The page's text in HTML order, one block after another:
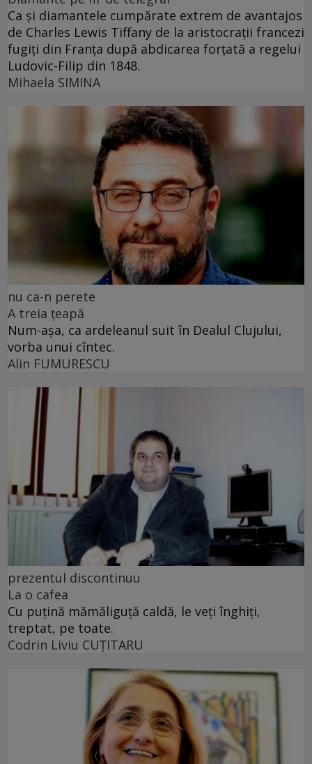
Ca și diamantele cumpărate extrem de avantajos
de Charles Lewis Tiffany de la aristocrații francezi
fugiți din Franța după abdicarea forțată a regelui
Ludovic-Filip din 1848.
Mihaela SIMINA
nu ca-n perete
A treia țeapă
Num-așa, ca ardeleanul suit în Dealul Clujului,
vorba unui cîntec.
Alin FUMURESCU
prezentul discontinuu
La o cafea
Cu puţină mămăliguţă caldă, le veţi înghiţi,
treptat, pe toate.
Codrin Liviu CUŢITARU